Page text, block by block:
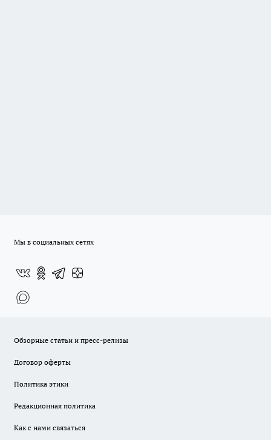
Мы в социальных сетях
Обзорные статьи и пресс-релизы
Договор оферты
Политика этики
Редакционная политика
Как с нами связаться